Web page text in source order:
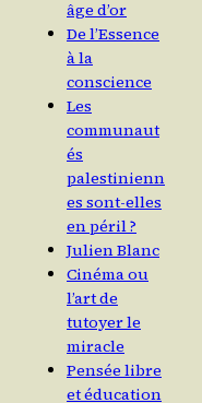
âge d’or
De l’Essence
à la
conscience
Les
communaut
és
palestinienn
es sont-elles
en péril ?
Julien Blanc
Cinéma ou
l’art de
tutoyer le
miracle
Pensée libre
et éducation